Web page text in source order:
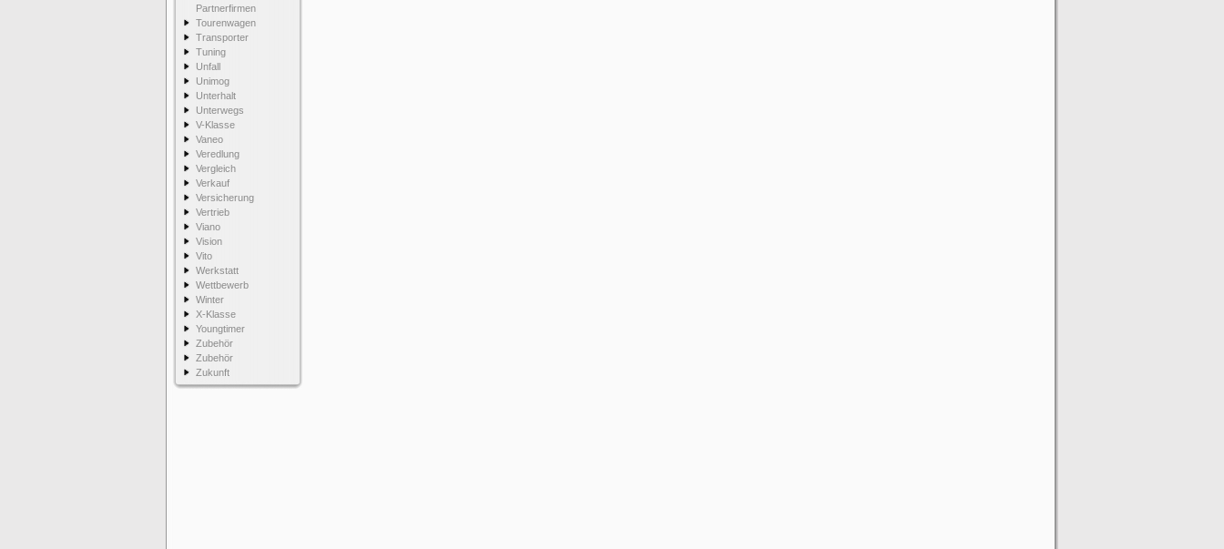
Partnerfirmen
Tourenwagen
Transporter
Tuning
Unfall
Unimog
Unterhalt
Unterwegs
V-Klasse
Vaneo
Veredlung
Vergleich
Verkauf
Versicherung
Vertrieb
Viano
Vision
Vito
Werkstatt
Wettbewerb
Winter
X-Klasse
Youngtimer
Zubehör
Zubehör
Zukunft